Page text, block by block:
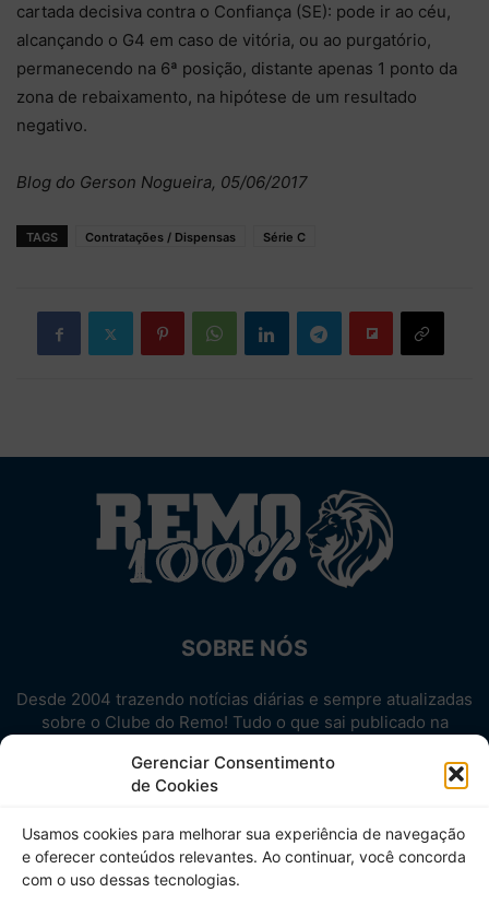
Gerenciar Consentimento
de Cookies
Usamos cookies para melhorar sua experiência de navegação
e oferecer conteúdos relevantes. Ao continuar, você concorda
com o uso dessas tecnologias.
cartada decisiva contra o Confiança (SE): pode ir ao céu,
alcançando o G4 em caso de vitória, ou ao purgatório,
permanecendo na 6ª posição, distante apenas 1 ponto da
zona de rebaixamento, na hipótese de um resultado
negativo.
Blog do Gerson Nogueira, 05/06/2017
TAGS Contratações / Dispensas Série C
SOBRE NÓS
Desde 2004 trazendo notícias diárias e sempre atualizadas
sobre o Clube do Remo! Tudo o que sai publicado na
Aproveite! Site não-oficial.
SIGA-NOS